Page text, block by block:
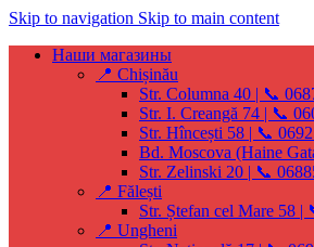
Skip to navigation Skip to main content
Наши магазины
📍 Chișinău
Str. Columna 40 | 📞
Str. I. Creangă 74 | 📞
Str. Hîncești 58 | 📞
Bd. Moscova (Haine
Str. Zelinski 20 | 📞
📍 Fălești
Str. Ștefan cel Mare 58 |
📍 Ungheni